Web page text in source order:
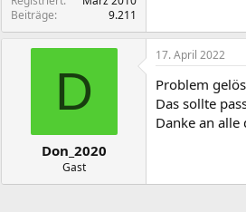
Beiträge
9.211
D
Don_2020
Gast
17. April 2022
Problem
Das sollte
Danke an alle